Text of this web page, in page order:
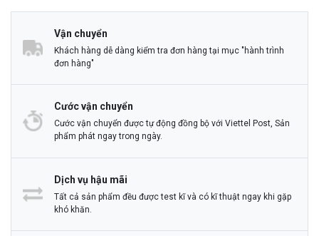
Vận chuyển
Khách hàng dễ dàng kiểm tra đơn hàng tại mục "hành trình
đơn hàng"
Cước vận chuyển
Cước vận chuyển được tự động đồng bộ với Viettel Post, Sản
phẩm phát ngay trong ngày.
Dịch vụ hậu mãi
Tất cả sản phẩm đều được test kĩ và có kĩ thuật ngay khi gặp
khó khăn.